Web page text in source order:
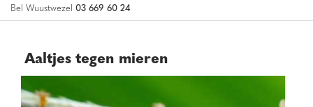
n
Bel Wuustwezel 03 669 60 24
Aaltjes tegen mieren